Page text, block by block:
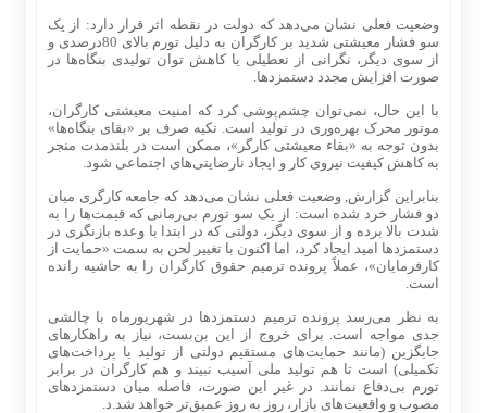
وضعیت فعلی نشان می‌دهد که دولت در نقطه اثر قرار دارد: از یک
سو فشار معیشتی شدید بر کارگران به دلیل تورم بالای 80درصدی و
از سوی دیگر، نگرانی از تعطیلی یا کاهش توان تولیدی بنگاه‌ها در
صورت افزایش مجدد دستمزدها.
با این حال، نمی‌توان چشم‌پوشی کرد که امنیت معیشتی کارگران،
موتور محرک بهره‌وری در تولید است. تکیه صرف بر «بقای بنگاه‌ها»
بدون توجه به «بقاء معیشتی کارگر»، ممکن است در بلندمدت منجر
به کاهش کیفیت نیروی کار و ایجاد نارضایتی‌های اجتماعی شود.
بنابراین گزارش, وضعیت فعلی نشان می‌دهد که جامعه کارگری میان
دو فشار خرد شده است: از یک سو تورم بی‌رمانی که قیمت‌ها را به
شدت بالا برده و از سوی دیگر، دولتی که در ابتدا با وعده بازنگری در
دستمزدها امید ایجاد کرد، اما اکنون با تغییر لحن به سمت «حمایت از
کارفرمایان»، عملاً پرونده ترمیم حقوق کارگران را به حاشیه رانده
است.
به نظر می‌رسد پرونده ترمیم دستمزدها در شهریورماه با چالشی
جدی مواجه است. برای خروج از این بن‌بست، نیاز به راهکارهای
جایگزین (مانند حمایت‌های مستقیم دولتی از تولید یا پرداخت‌های
تکمیلی) است تا هم تولید ملی آسیب نبیند و هم کارگران در برابر
تورم بی‌دفاع نمانند. در غیر این صورت، فاصله میان دستمزدهای
مصوب و واقعیت‌های بازار، روز به روز عمیق‌تر خواهد شد.د.